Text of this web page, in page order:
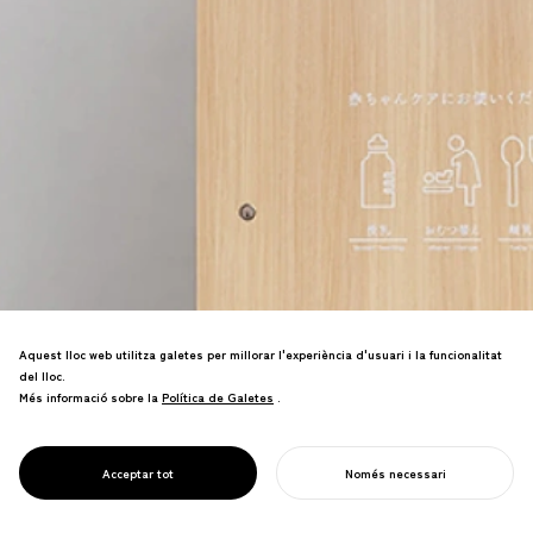
PROJECT
MAMARO
disseny que permet el suport a la cura
infantil a nivell social.
COMENÇA EL TEU PROJECTE
Aquest lloc web utilitza galetes per millorar l'experiència d'usuari i la funcionalitat
del lloc.
Més informació sobre la Política de Galetes
Política de Galetes .
Acceptar tot Només necessari